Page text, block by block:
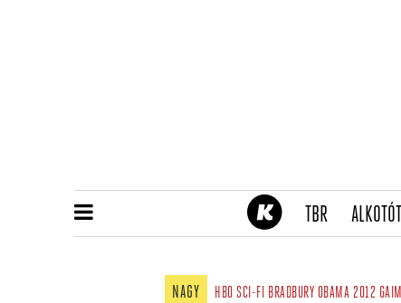
TBR(CURRENT)
NAGY HBO SCI-FI BRADBURY OBAMA 2012